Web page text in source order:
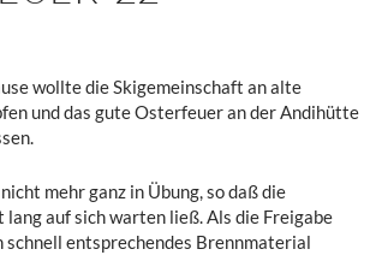
wollte die Skigemeinschaft an alte
und das gute Osterfeuer an der Andihütte
mehr ganz in Übung, so daß die
lang auf sich warten ließ. Als die Freigabe
schnell entsprechendes Brennmaterial